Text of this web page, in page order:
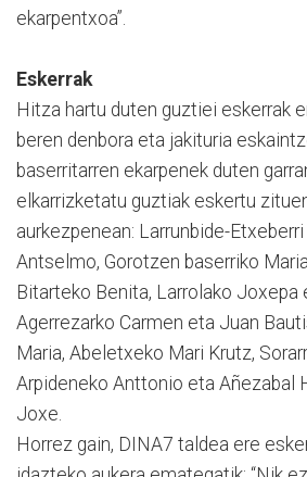
ekarpentxoa”.
Eskerrak
Hitza hartu duten guztiei eskerrak
beren denbora eta jakituria
baserritarren ekarpenek duten
elkarrizketatu guztiak eskertu
aurkezpenean: Larrunbide-
Antselmo, Gorotzen baserriko
Bitarteko Benita, Larrolako Joxepa
Agerrezarko Carmen eta Juan
Maria, Abeletxeko Mari Krutz,
Arpideneko Anttonio eta Añezabal
Joxe.
Horrez gain, DINA7 taldea ere